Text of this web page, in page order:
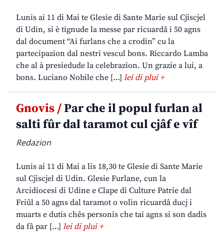
Lunis ai 11 di Mai te Glesie di Sante Marie sul Cjiscjel
di Udin, si è tignude la messe par ricuardâ i 50 agns
dal document “Ai furlans che a crodin” cu la
partecipazion dal nestri vescul bons. Riccardo Lamba
che al à presiedude la celebrazion. Un grazie a lui, a
bons. Luciano Nobile che […] lei di plui +
Gnovis /Par che il popul furlan al
salti fûr dal taramot cul cjâf e vîf
Redazion
Lunis ai 11 di Mai a lis 18,30 te Glesie di Sante Marie
sul Cjiscjel di Udin. Glesie Furlane, cun la
Arcidiocesi di Udine e Clape di Culture Patrie dal
Friûl a 50 agns dal taramot o volìn ricuardâ ducj i
muarts e dutis chês personis che tai agns si son dadis
da fâ par […] lei di plui +